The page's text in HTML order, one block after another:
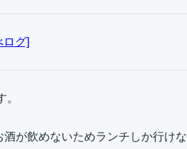
グ]
が飲めないためランチしか行けな